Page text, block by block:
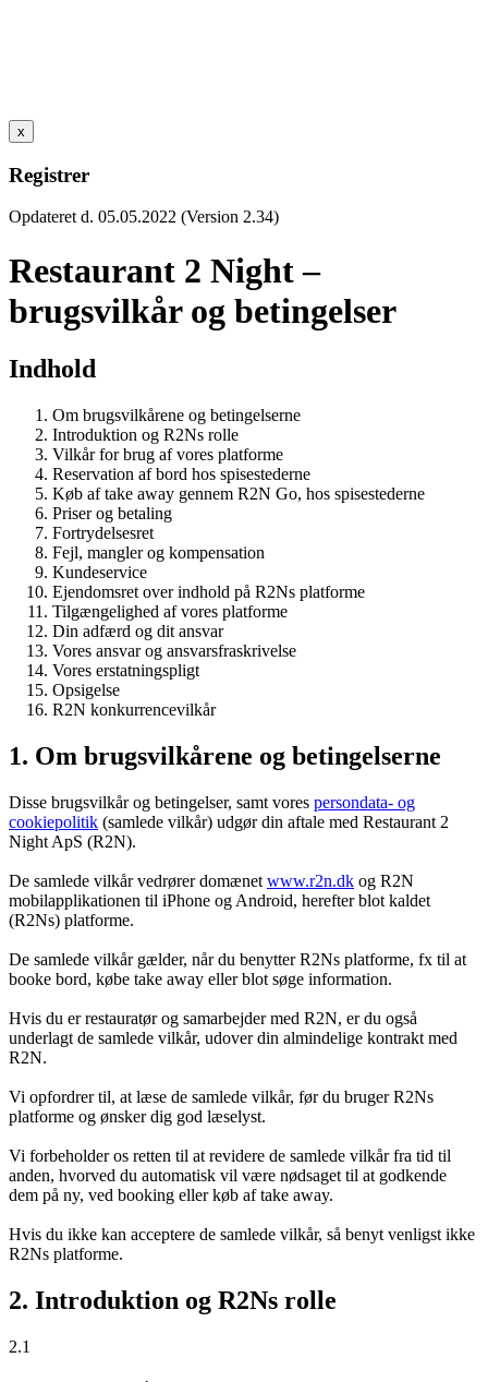
x
Registrer
Opdateret d. 05.05.2022 (Version 2.34)
Restaurant 2 Night –
brugsvilkår og betingelser
Indhold
Om brugsvilkårene og betingelserne
Introduktion og R2Ns rolle
Vilkår for brug af vores platforme
Reservation af bord hos spisestederne
Køb af take away gennem R2N Go, hos spisestederne
Priser og betaling
Fortrydelsesret
Fejl, mangler og kompensation
Kundeservice
Ejendomsret over indhold på R2Ns platforme
Tilgængelighed af vores platforme
Din adfærd og dit ansvar
Vores ansvar og ansvarsfraskrivelse
Vores erstatningspligt
Opsigelse
R2N konkurrencevilkår
1. Om brugsvilkårene og betingelserne
Disse brugsvilkår og betingelser, samt vores persondata- og
cookiepolitik (samlede vilkår) udgør din aftale med Restaurant 2
Night ApS (R2N).
De samlede vilkår vedrører domænet www.r2n.dk og R2N
mobilapplikationen til iPhone og Android, herefter blot kaldet
(R2Ns) platforme.
De samlede vilkår gælder, når du benytter R2Ns platforme, fx til at
booke bord, købe take away eller blot søge information.
Hvis du er restauratør og samarbejder med R2N, er du også
underlagt de samlede vilkår, udover din almindelige kontrakt med
R2N.
Vi opfordrer til, at læse de samlede vilkår, før du bruger R2Ns
platforme og ønsker dig god læselyst.
Vi forbeholder os retten til at revidere de samlede vilkår fra tid til
anden, hvorved du automatisk vil være nødsaget til at godkende
dem på ny, ved booking eller køb af take away.
Hvis du ikke kan acceptere de samlede vilkår, så benyt venligst ikke
R2Ns platforme.
2. Introduktion og R2Ns rolle
2.1